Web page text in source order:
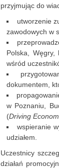
przyjmując do
utworzenie
zawodowych w
Polska,
wśród
dokumentem,
w Poznaniu,
(Driving
wspieranie
udziałem.
Uczestnicy
działań